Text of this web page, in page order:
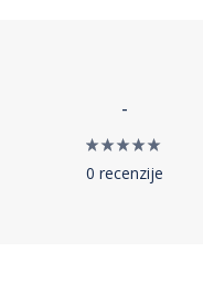
-
0 recenzije